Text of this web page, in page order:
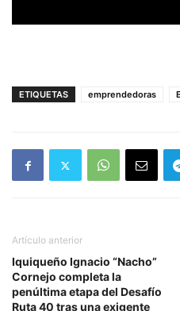
ETIQUETAS emprendedoras
Artículo anterior
Iquiqueño Ignacio “Nacho”
Cornejo completa la
penúltima etapa del Desafío
Ruta 40 tras una exigente